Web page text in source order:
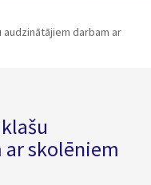
audzinātājiem darbam ar
skolēniem